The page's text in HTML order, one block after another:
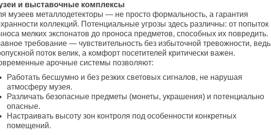
и выставочные комплексы
музеев металлодетекторы — не просто формальность, а гарантия
коллекций. Потенциальные угрозы здесь различны: от попыток
мелких экспонатов до проноса предметов, способных их повредить.
требование — чувствительность без избыточной тревожности, ведь
поток велик, а комфорт посетителей критически важен.
арочные системы позволяют:
Работать бесшумно и без резких световых сигналов, не нарушая
атмосферу музея.
Различать безопасные предметы (монеты, украшения) и потенциально
опасные.
Настраивать высоту зон контроля под особенности конкретных
помещений.